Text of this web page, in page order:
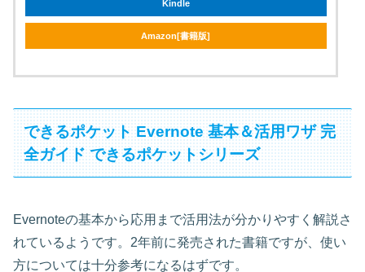
Kindle
Amazon[書籍版]
できるポケット Evernote 基本＆活用ワザ 完
全ガイド できるポケットシリーズ
Evernoteの基本から応用まで活用法が分かりやすく解説さ
れているようです。2年前に発売された書籍ですが、使い
方については十分参考になるはずです。